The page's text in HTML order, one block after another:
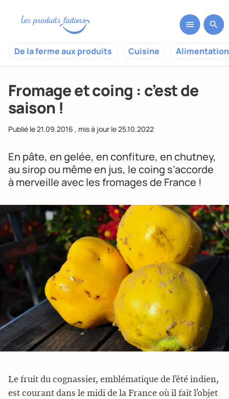
De la ferme aux produits Cuisine
Fromage et coing : c’est de
saison !
Publié le21.09.2016 , mis à jour le25.10.2022
En pâte, en gelée, en confiture, en chutney,
au sirop ou même en jus, le coing s’accorde
à merveille avec les fromages de France !
Le fruit du cognassier, emblématique de l’été indien,
est courant dans le midi de la France où il fait l’objet